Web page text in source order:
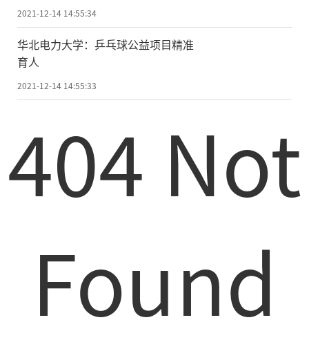
2021-12-14 14:55:34
华北电力大学：乒乓球公益项目精准
育人
2021-12-14 14:55:33
404 Not
Found